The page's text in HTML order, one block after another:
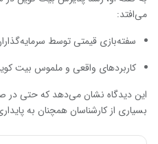
می‌افتد:
سفته‌بازی قیمتی توسط
کاربردهای واقعی و ملموس بیت‌
این دیدگاه نشان می‌دهد که حتی در
بسیاری از کارشناسان همچنان به